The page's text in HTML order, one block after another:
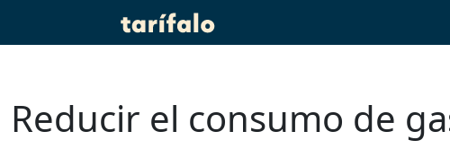
Reducir el consumo de